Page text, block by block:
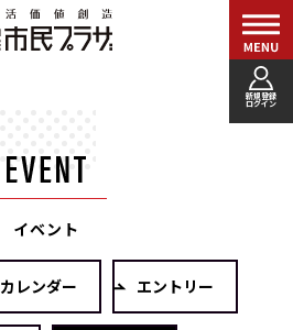
新規登録
ログイン
イベント
カレンダー エントリー